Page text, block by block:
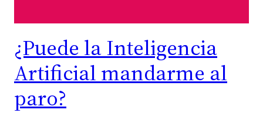
¿Puede la Inteligencia
Artificial mandarme al
paro?